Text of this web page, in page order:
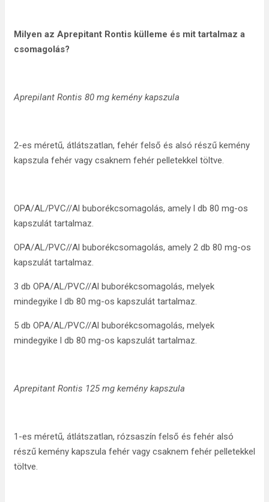
Milyen az Aprepitant Rontis külleme és mit tartalmaz a
csomagolás?
Aprepilant Rontis 80 mg kemény kapszula
2-es méretű, átlátszatlan, fehér felső és alsó részű kemény
kapszula fehér vagy csaknem fehér pelletekkel töltve.
OPA/AL/PVC//Al buborékcsomagolás, amely l db 80 mg-os
kapszulát tartalmaz.
OPA/AL/PVC//Al buborékcsomagolás, amely 2 db 80 mg-os
kapszulát tartalmaz.
3 db OPA/AL/PVC//Al buborékcsomagolás, melyek
mindegyike l db 80 mg-os kapszulát tartalmaz.
5 db OPA/AL/PVC//Al buborékcsomagolás, melyek
mindegyike l db 80 mg-os kapszulát tartalmaz.
Aprepitant Rontis 125 mg kemény kapszula
1-es méretű, átlátszatlan, rózsaszín felső és fehér alsó
részű kemény kapszula fehér vagy csaknem fehér pelletekkel
töltve.